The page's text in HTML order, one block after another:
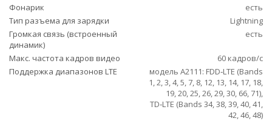
Фонарик
есть
Тип разъема для зарядки
Lightning
Громкая связь (встроенный
динамик)
есть
Макс. частота кадров видео
60 кадров/с
Поддержка диапазонов LTE
модель A2111: FDD‑LTE (Bands
1, 2, 3, 4, 5, 7, 8, 12, 13, 14, 17, 18,
19, 20, 25, 26, 29, 30, 66, 71),
TD‑LTE (Bands 34, 38, 39, 40, 41,
42, 46, 48)